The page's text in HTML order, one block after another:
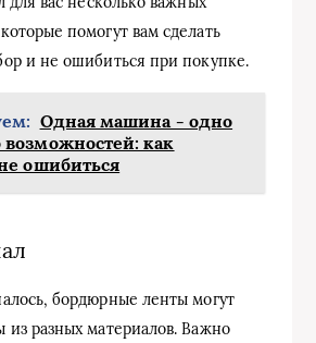
помогут вам сделать
и не ошибиться при покупке.
Одная машина - одно
как
ошибиться
бордюрные ленты могут
из разных материалов. Важно